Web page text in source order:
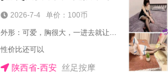
2026-7-4单价：100币
外形：可爱，胸很大，一进去就让选制服和丝袜
性价比还可以
陕西省-西安丝足按摩